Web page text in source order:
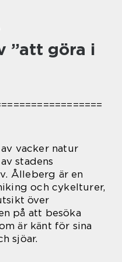
”att göra i
vacker natur
stadens
Ålleberg är en
och cykelturer,
över
på att besöka
är känt för sina
sjöar.